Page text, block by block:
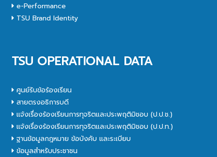
e-Performance
TSU Brand Identity
TSU OPERATIONAL DATA
ศูนย์รับข้อร้องเรียน
สายตรงอธิการบดี
แจ้งเรื่องร้องเรียนการทุจริตและประพฤติมิชอบ (ป.ป.ช.)
แจ้งเรื่องร้องเรียนการทุจริตและประพฤติมิชอบ (ป.ป.ท.)
ฐานข้อมูลกฎหมาย ข้อบังคับ และระเบียบ
ข้อมูลสำหรับประชาชน